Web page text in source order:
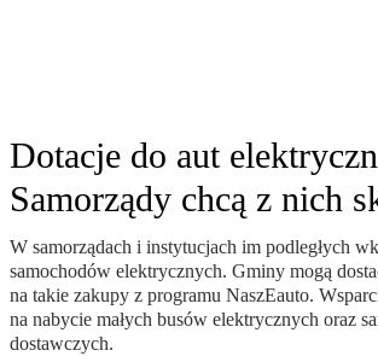
Dotacje do aut
Samorządy chcą z nich
W samorządach i instytucjach im podległych
samochodów elektrycznych. Gminy mogą
na takie zakupy z programu NaszEauto.
na nabycie małych busów elektrycznych oraz
dostawczych.